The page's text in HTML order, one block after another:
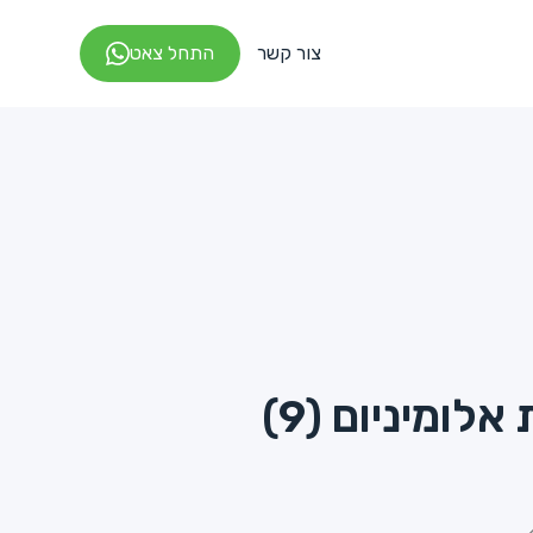
צור קשר התחל צאט
(9)